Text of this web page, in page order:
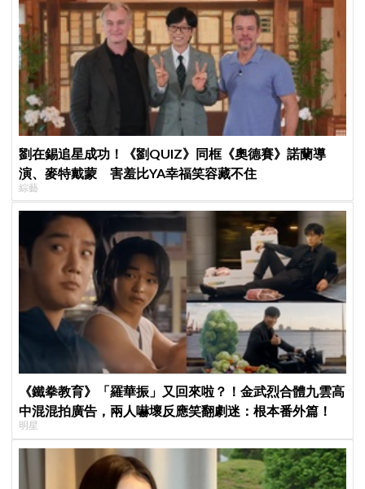
劉在錫追星成功！《劉QUIZ》同框《奧德賽》諾蘭導
演、麥特戴蒙 害羞比YA幸福笑容藏不住
綜藝
《鐵拳教育》「羅華振」又回來啦？！金武烈合體九雲高
中混混拍廣告，兩人嚇壞反應笑翻劇迷：根本番外篇！
明星